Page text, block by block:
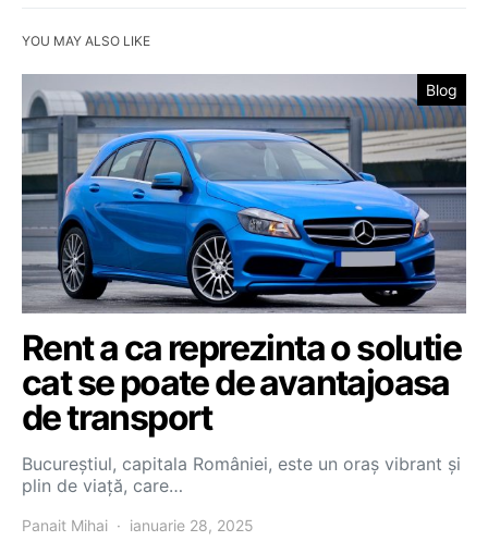
YOU MAY ALSO LIKE
Blog
Rent a ca reprezinta o solutie
cat se poate de avantajoasa
de transport
Bucureștiul, capitala României, este un oraș vibrant și
plin de viață, care…
Panait Mihai ianuarie 28, 2025